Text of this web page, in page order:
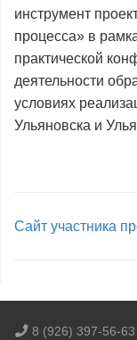
инструмент
процесса» в
практической
деятельности
условиях
Ульяновска и
Сайт участника
8 (926) 397-56-63